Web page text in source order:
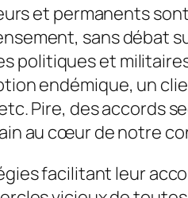
et permanents
sans débat
politiques et
endémique, un
Pire, des accords
au cœur de notre
facilitant leur